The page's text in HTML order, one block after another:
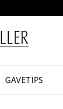
GAVETIPS